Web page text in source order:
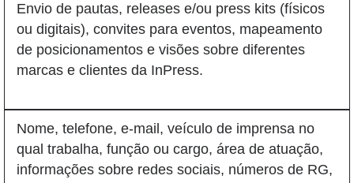
Envio de pautas, releases e/ou press kits (físicos
ou digitais), convites para eventos, mapeamento
de posicionamentos e visões sobre diferentes
marcas e clientes da InPress.
Nome, telefone, e-mail, veículo de imprensa no
qual trabalha, função ou cargo, área de atuação,
informações sobre redes sociais, números de RG,